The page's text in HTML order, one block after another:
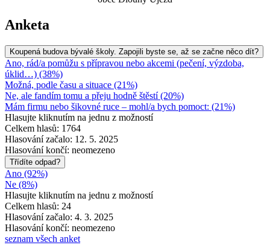
Anketa
Koupená budova bývalé školy. Zapojili byste se, až se začne něco dít?
Ano, rád/a pomůžu s přípravou nebo akcemi (pečení, výzdoba,
úklid…) (38%)
Možná, podle času a situace (21%)
Ne, ale fandím tomu a přeju hodně štěstí (20%)
Mám firmu nebo šikovné ruce – mohl/a bych pomoct: (21%)
Hlasujte kliknutím na jednu z možností
Celkem hlasů: 1764
Hlasování začalo: 12. 5. 2025
Hlasování končí: neomezeno
Třídíte odpad?
Ano (92%)
Ne (8%)
Hlasujte kliknutím na jednu z možností
Celkem hlasů: 24
Hlasování začalo: 4. 3. 2025
Hlasování končí: neomezeno
seznam všech anket